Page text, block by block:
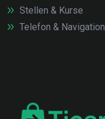
Stellen & Kurse
Telefon & Navigation